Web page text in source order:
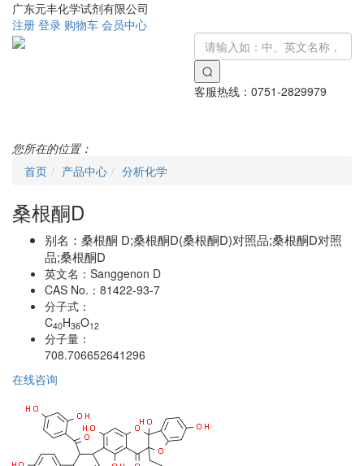
广东元丰化学试剂有限公司
注册 登录 购物车 会员中心
客服热线： 0751-2829979
您所在的位置：
首页
产品中心 分析化学
桑根酮D
别名： 桑根酮 D;桑根酮D(桑根酮D)对照品;桑根酮D对照
品;桑根酮D
英文名： Sanggenon D
CAS No.： 81422-93-7
分子式：
C40H36O12
分子量：
708.706652641296
在线咨询